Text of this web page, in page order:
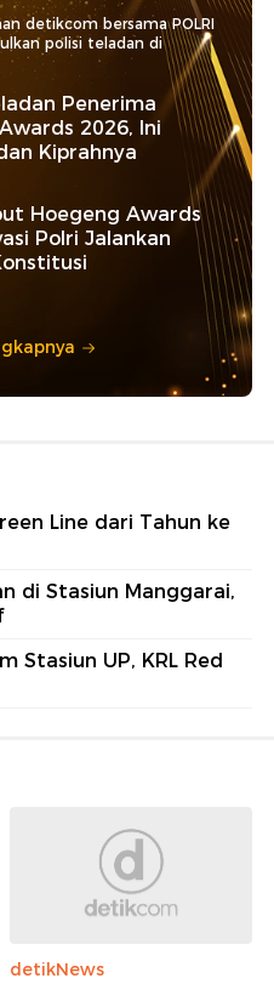
detikcom bersama POLRI
polisi teladan di
Penerima
2026, Ini
Kiprahnya
Hoegeng Awards
Polri Jalankan
Line dari Tahun ke
di Stasiun Manggarai,
Stasiun UP, KRL Red
detikNews